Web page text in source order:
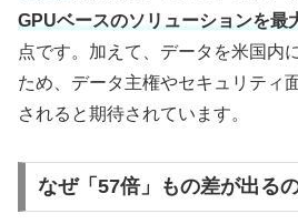
GPUベースのソリューションを最
点です。加えて、データを米国内
ため、データ主権やセキュリティ
されると期待されています。
なぜ「57倍」もの差が出る